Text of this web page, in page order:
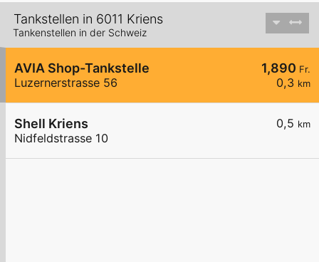
Tankstellen in 6011 Kriens
Tankenstellen in der Schweiz
1,890 Fr.
0,3 km
AVIA Shop-Tankstelle
Luzernerstrasse 56
0,5 km
Shell Kriens
Nidfeldstrasse 10